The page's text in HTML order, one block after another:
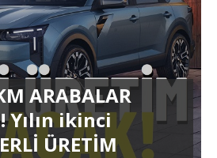
ARABALAR
Yılın ikinci
ÜRETİM